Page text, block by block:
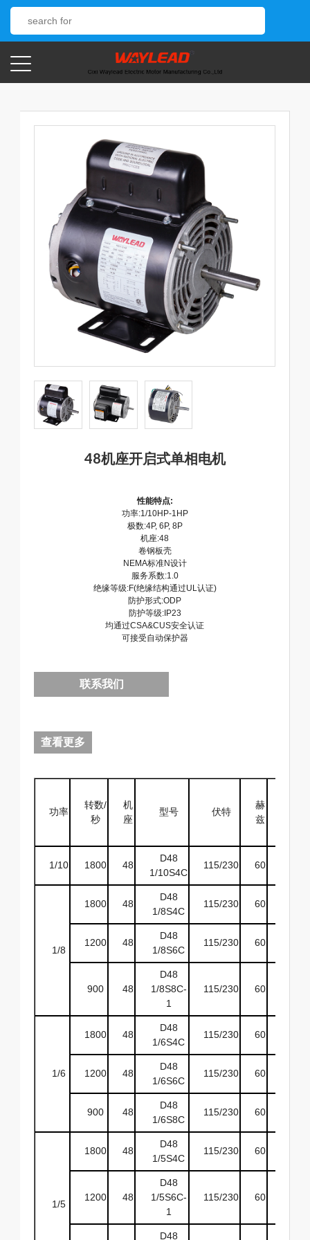
48机座开启式单相电机
性能特点:
功率:1/10HP-1HP
极数:4P, 6P, 8P
机座:48
卷钢板壳
NEMA标准N设计
服务系数:1.0
绝缘等级:F(绝缘结构通过UL认证)
防护形式:ODP
防护等级:IP23
均通过CSA&CUS安全认证
可接受自动保护器
联系我们
查看更多
功率
转数/
秒
机
座
型号 伏特
赫
兹
1/10 1800 48
D48
1/10S4C
115/230 60
1/8
1800 48
D48
1/8S4C
115/230 60
1200 48
D48
1/8S6C
115/230 60
900 48
D48
1/8S8C-
1
115/230 60
1/6
1800 48
D48
1/6S4C
115/230 60
1200 48
D48
1/6S6C
115/230 60
900 48
D48
1/6S8C
115/230 60
1/5
1800 48
D48
1/5S4C
115/230 60
1200 48
D48
1/5S6C-
1
115/230 60
D48